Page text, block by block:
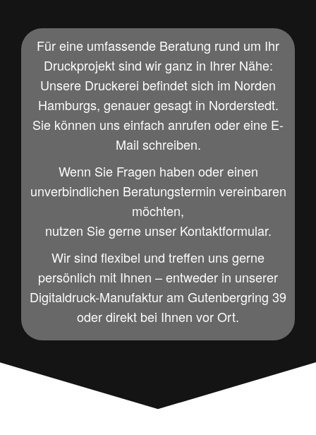
Für eine umfassende Beratung rund um Ihr
Druckprojekt sind wir ganz in Ihrer Nähe:
Unsere Druckerei befindet sich im Norden
Hamburgs, genauer gesagt in Norderstedt.
Sie können uns einfach anrufen oder eine E-
Mail schreiben.
Wenn Sie Fragen haben oder einen
unverbindlichen Beratungstermin vereinbaren
möchten,
nutzen Sie gerne unser Kontaktformular.
Wir sind flexibel und treffen uns gerne
persönlich mit Ihnen – entweder in unserer
Digitaldruck-Manufaktur am Gutenbergring 39
oder direkt bei Ihnen vor Ort.